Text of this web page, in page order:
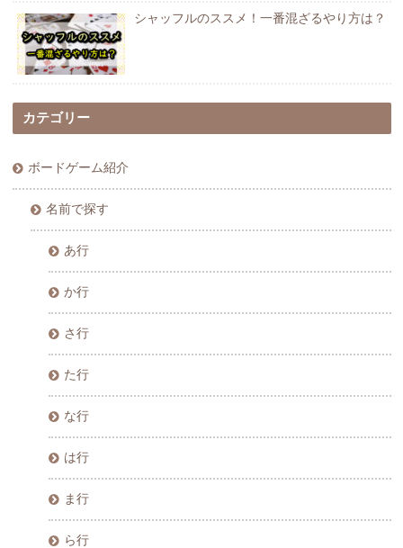
シャッフルのススメ！一番混ざるやり方は？
カテゴリー
ボードゲーム紹介
名前で探す
あ行
か行
さ行
た行
な行
は行
ま行
ら行